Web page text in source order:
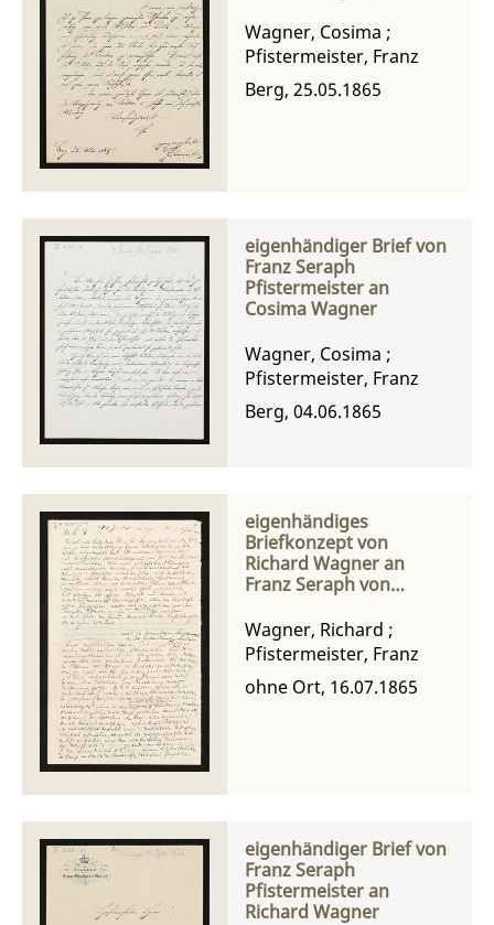
Wagner, Cosima ;
Pfistermeister, Franz
Berg, 25.05.1865
eigenhändiger Brief von
Franz Seraph
Pfistermeister an
Cosima Wagner
Wagner, Cosima ;
Pfistermeister, Franz
Berg, 04.06.1865
eigenhändiges
Briefkonzept von
Richard Wagner an
Franz Seraph von
Wagner, Richard ;
Pfistermeister, Franz
ohne Ort, 16.07.1865
eigenhändiger Brief von
Franz Seraph
Pfistermeister an
Richard Wagner